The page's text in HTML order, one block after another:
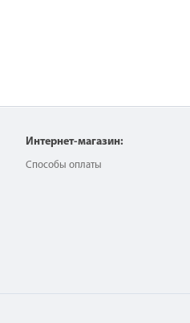
Интернет-магазин:
Способы оплаты